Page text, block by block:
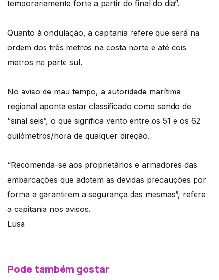
temporariamente forte a partir do final do dia”.
Quanto à ondulação, a capitania refere que será na
ordem dos três metros na costa norte e até dois
metros na parte sul.
No aviso de mau tempo, a autoridade marítima
regional aponta estar classificado como sendo de
“sinal seis”, o que significa vento entre os 51 e os 62
quilómetros/hora de qualquer direção.
“Recomenda-se aos proprietários e armadores das
embarcações que adotem as devidas precauções por
forma a garantirem a segurança das mesmas”, refere
a capitania nos avisos.
Lusa
Pode também gostar